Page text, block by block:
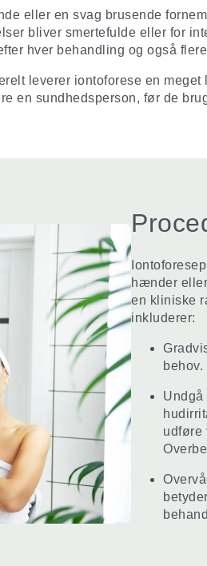
eller en svag brusende
bliver smertefulde eller for
hver behandling og også
leverer iontoforese en
en sundhedsperson, før de
hænder
en kliniske
inkluderer:
behov.
Undgå
udføre